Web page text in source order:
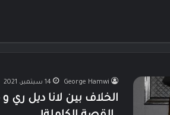
George Hamwi 14 سبتمبر، 2021
الخلاف بين لانا ديل ري